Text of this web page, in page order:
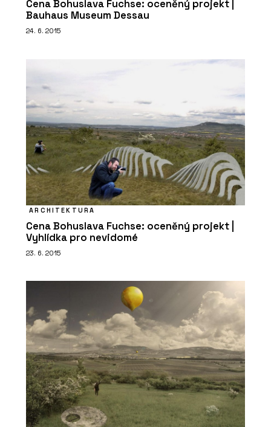
Cena Bohuslava Fuchse: oceněný projekt |
Bauhaus Museum Dessau
24. 6. 2015
ARCHITEKTURA
Cena Bohuslava Fuchse: oceněný projekt |
Vyhlídka pro nevidomé
23. 6. 2015